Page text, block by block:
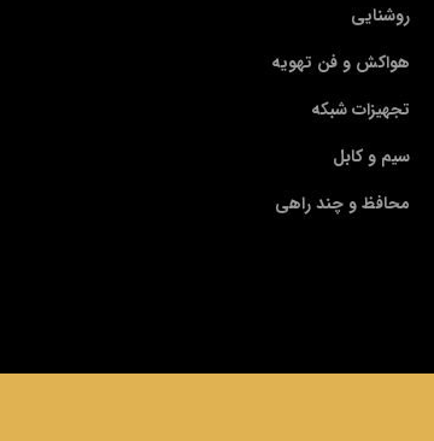
روشنایی
هواکش و فن تهویه
تجهیزات شبکه
سیم و کابل
محافظ و چند راهی